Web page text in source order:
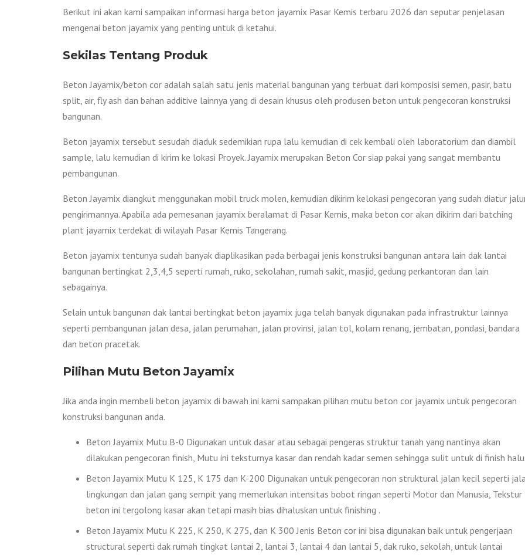
Berikut ini akan kami sampaikan informasi harga beton jayamix Pasar Kemis terbaru 2026 dan seputar penjelasan
mengenai beton jayamix yang penting untuk di ketahui.
Sekilas Tentang Produk
Beton Jayamix/beton cor adalah salah satu jenis material bangunan yang terbuat dari komposisi semen, pasir, batu
split, air, fly ash dan bahan additive lainnya yang di desain khusus oleh produsen beton untuk pengecoran konstruksi
bangunan.
Beton jayamix tersebut sesudah diaduk sedemikian rupa lalu kemudian di cek kembali oleh laboratorium dan diambil
sample, lalu kemudian di kirim ke lokasi Proyek. Jayamix merupakan Beton Cor siap pakai yang sangat membantu
pembangunan.
Beton Jayamix diangkut menggunakan mobil truck molen, kemudian dikirim kelokasi pengecoran yang sudah diatur
pengirimannya. Apabila ada pemesanan jayamix beralamat di Pasar Kemis, maka beton cor akan dikirim dari batching
plant jayamix terdekat di wilayah Pasar Kemis Tangerang.
Beton jayamix tentunya sudah banyak diaplikasikan pada berbagai jenis konstruksi bangunan antara lain dak lantai
bangunan bertingkat 2,3,4,5 seperti rumah, ruko, sekolahan, rumah sakit, masjid, gedung perkantoran dan lain
sebagainya.
Selain untuk bangunan dak lantai bertingkat beton jayamix juga telah banyak digunakan pada infrastruktur lainnya
seperti pembangunan jalan desa, jalan perumahan, jalan provinsi, jalan tol, kolam renang, jembatan, pondasi, bandara
dan beton pracetak.
Pilihan Mutu Beton Jayamix
Jika anda ingin membeli beton jayamix di bawah ini kami sampakan pilihan mutu beton cor jayamix untuk pengecoran
konstruksi bangunan anda.
Beton Jayamix Mutu B-0 Digunakan untuk dasar atau sebagai pengeras struktur tanah yang nantinya akan
dilakukan pengecoran finish, Mutu ini teksturnya kasar dan rendah kadar semen sehingga sulit untuk di finish
Beton Jayamix Mutu K 125, K 175 dan K-200 Digunakan untuk pengecoran non struktural jalan kecil seperti
lingkungan dan jalan gang sempit yang memerlukan intensitas bobot ringan seperti Motor dan Manusia, Tekstur
beton ini tergolong kasar akan tetapi masih bias dihaluskan untuk finishing .
Beton Jayamix Mutu K 225, K 250, K 275, dan K 300 Jenis Beton cor ini bisa digunakan baik untuk pengerjaan
structural seperti dak rumah tingkat lantai 2, lantai 3, lantai 4 dan lantai 5, dak ruko, sekolah, untuk lantai